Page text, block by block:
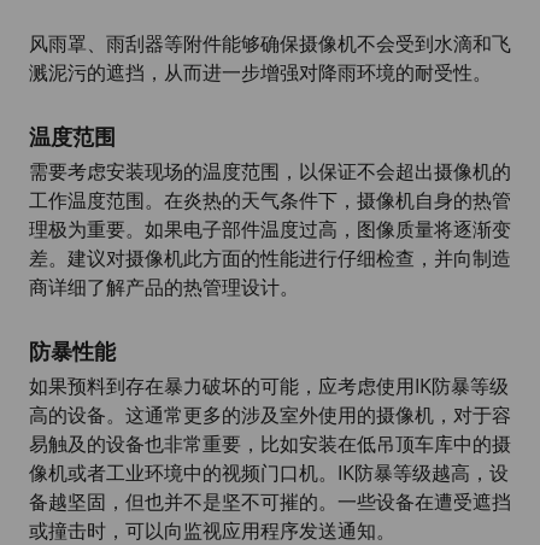
风雨罩、雨刮器等附件能够确保摄像机不会受到水滴和飞
溅泥污的遮挡，从而进一步增强对降雨环境的耐受性。
温度范围
需要考虑安装现场的温度范围，以保证不会超出摄像机的
工作温度范围。在炎热的天气条件下，摄像机自身的热管
理极为重要。如果电子部件温度过高，图像质量将逐渐变
差。建议对摄像机此方面的性能进行仔细检查，并向制造
商详细了解产品的热管理设计。
防暴性能
如果预料到存在暴力破坏的可能，应考虑使用IK防暴等级
高的设备。这通常更多的涉及室外使用的摄像机，对于容
易触及的设备也非常重要，比如安装在低吊顶车库中的摄
像机或者工业环境中的视频门口机。IK防暴等级越高，设
备越坚固，但也并不是坚不可摧的。一些设备在遭受遮挡
或撞击时，可以向监视应用程序发送通知。